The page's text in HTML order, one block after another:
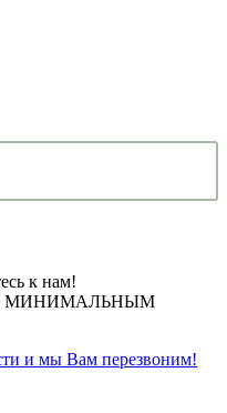
к нам!
МИНИМАЛЬНЫМ
и мы Вам перезвоним!